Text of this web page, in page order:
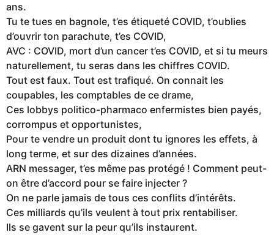
ans.
Tu te tues en bagnole, t’es étiqueté COVID, t’oublies
d’ouvrir ton parachute, t’es COVID,
AVC : COVID, mort d’un cancer t’es COVID, et si tu meurs
naturellement, tu seras dans les chiffres COVID.
Tout est faux. Tout est trafiqué. On connait les
coupables, les comptables de ce drame,
Ces lobbys politico-pharmaco enfermistes bien payés,
corrompus et opportunistes,
Pour te vendre un produit dont tu ignores les effets, à
long terme, et sur des dizaines d’années.
ARN messager, t’es même pas protégé ! Comment peut-
on être d’accord pour se faire injecter ?
On ne parle jamais de tous ces conflits d’intérêts.
Ces milliards qu’ils veulent à tout prix rentabiliser.
Ils se gavent sur la peur qu’ils instaurent.